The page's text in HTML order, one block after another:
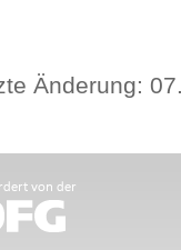
Änderung: